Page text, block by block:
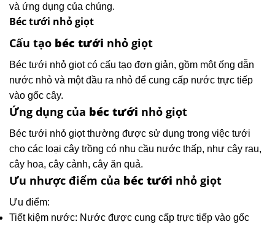
và ứng dụng của chúng.
Béc tưới nhỏ giọt
Cấu tạo béc tưới nhỏ giọt
Béc tưới nhỏ giọt có cấu tạo đơn giản, gồm một ống dẫn
nước nhỏ và một đầu ra nhỏ để cung cấp nước trực tiếp
vào gốc cây.
Ứng dụng của béc tưới nhỏ giọt
Béc tưới nhỏ giọt thường được sử dụng trong việc tưới
cho các loại cây trồng có nhu cầu nước thấp, như cây rau,
cây hoa, cây cảnh, cây ăn quả.
Ưu nhược điểm của béc tưới nhỏ giọt
Ưu điểm:
Tiết kiệm nước: Nước được cung cấp trực tiếp vào gốc